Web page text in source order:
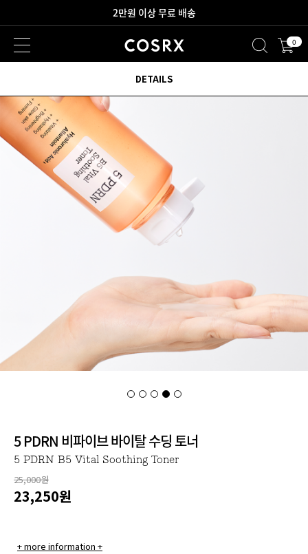
새로워진 회원 혜택을 만나보세요!
2만원 이상 무료 배송 0
5 PDRN 비파이브 바이탈 수딩 토너
5 PDRN B5 Vital Soothing Toner
25,000원
23,250원
+ more information +
DETAILS